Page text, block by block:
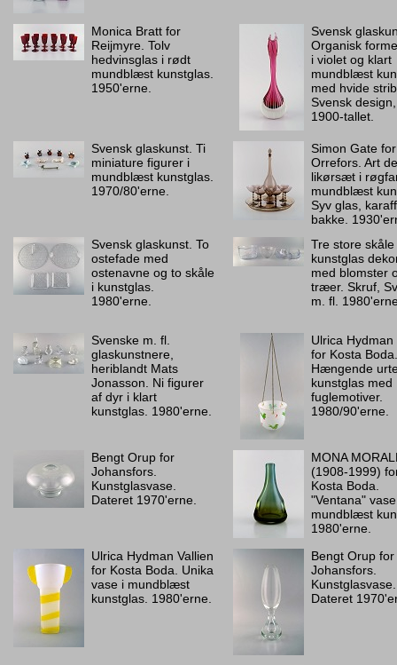
Monica Bratt for
Reijmyre. Tolv
hedvinsglas i rødt
mundblæst kunstglas.
1950'erne.
Svensk
Organisk
i violet og klart
mundblæst
med hvide
Svensk
1900-tallet.
Svensk glaskunst. Ti
miniature figurer i
mundblæst kunstglas.
1970/80'erne.
Simon Gate for
Orrefors. Art
likørsæt i
mundblæst
Syv glas,
bakke.
Svensk glaskunst. To
ostefade med
ostenavne og to skåle
i kunstglas.
1980'erne.
Tre store skåle
kunstglas
med blomster
træer. Skruf,
m. fl.
Svenske m. fl.
glaskunstnere,
heriblandt Mats
Jonasson. Ni figurer
af dyr i klart
kunstglas. 1980'erne.
Ulrica Hydman
for Kosta Boda.
Hængende
kunstglas med
fuglemotiver.
1980/90'erne.
Bengt Orup for
Johansfors.
Kunstglasvase.
Dateret 1970'erne.
MONA
(1908-1999)
Kosta Boda.
"Ventana"
mundblæst
1980'erne.
Ulrica Hydman Vallien
for Kosta Boda. Unika
vase i mundblæst
kunstglas. 1980'erne.
Bengt Orup for
Johansfors.
Kunstglasvase.
Dateret